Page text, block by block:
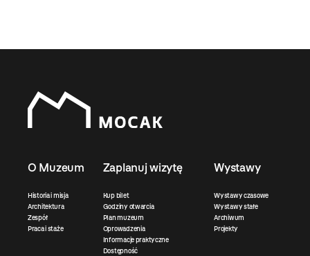
O Muzeum
Historia i misja
Architektura
Zespół
Praca i staże
Zaplanuj wizytę
Kup bilet
Godziny otwarcia
Plan muzeum
Oprowadzenia
Informacje praktyczne
Dostępność
Wystawy
Wystawy czasowe
Wystawy stałe
Archiwum
Projekty